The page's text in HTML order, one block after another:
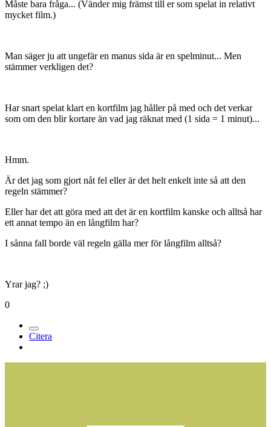
Måste bara fråga... (Vänder mig främst till er som spelat in relativt
mycket film.)
Man säger ju att ungefär en manus sida är en spelminut... Men
stämmer verkligen det?
Har snart spelat klart en kortfilm jag håller på med och det verkar
som om den blir kortare än vad jag räknat med (1 sida = 1 minut)...
Hmm.
Är det jag som gjort nåt fel eller är det helt enkelt inte så att den
regeln stämmer?
Eller har det att göra med att det är en kortfilm kanske och alltså har
ett annat tempo än en långfilm har?
I sånna fall borde väl regeln gälla mer för långfilm alltså?
Yrar jag? ;)
0
Citera